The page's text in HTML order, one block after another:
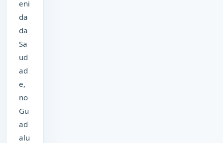
eni
da
da
Sa
ud
ad
e,
no
Gu
ad
alu